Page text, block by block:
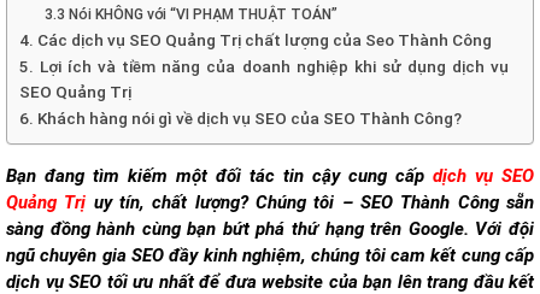
3.3 Nói KHÔNG với “VI PHẠM THUẬT TOÁN”
4. Các dịch vụ SEO Quảng Trị chất lượng của Seo Thành Công
5. Lợi ích và tiềm năng của doanh nghiệp khi sử dụng dịch vụ
SEO Quảng Trị
6. Khách hàng nói gì về dịch vụ SEO của SEO Thành Công?
Bạn đang tìm kiếm một đối tác tin cậy cung cấp dịch vụ SEO
Quảng Trị uy tín, chất lượng? Chúng tôi – SEO Thành Công sẵn
sàng đồng hành cùng bạn bứt phá thứ hạng trên Google. Với đội
ngũ chuyên gia SEO đầy kinh nghiệm, chúng tôi cam kết cung cấp
dịch vụ SEO tối ưu nhất để đưa website của bạn lên trang đầu kết